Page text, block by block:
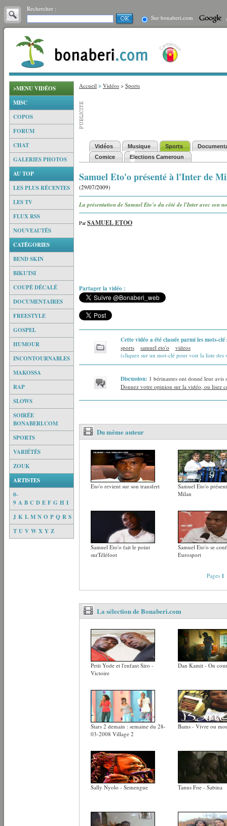
Rechercher :
Sur bonaberi.com
>MENU VIDÉOS
MISC
COPOS
FORUM
CHAT
GALERIES PHOTOS
AU TOP
LES PLUS RÉCENTES
LES TV
FLUX RSS
NOUVEAUTÉS
CATÉGORIES
BEND SKIN
BIKUTSI
COUPÉ DÉCALÉ
DOCUMENTAIRES
FREESTYLE
GOSPEL
HUMOUR
INCONTOURNABLES
MAKOSSA
RAP
SLOWS
SOIRÉE
BONABERI.COM
SPORTS
VARIÉTÉS
ZOUK
ARTISTES
0-
9 A B C D E F G H I
J K L M N O P Q R S
T U V W X Y Z
Accueil > Vidéos > Sports
Vidéos Musique Sports
Comice
Elections Cameroun
Samuel Eto'o présenté à l'Inter de
(29/07/2009)
La présentation de Samuel Eto'o du côté de l'Inter avec son
ParSAMUEL ETOO
Partager la vidéo :
Cette vidéo a été classée parmi les mots-
sports samuel eto'o
videos
(cliquez sur un mot-clé pour voir la liste des
Discussion: 1 bérinautes ont donné leur avis
Donnez votre opinion sur la vidéo, ou lisez
Du même auteur
Eto'o revient sur son transfert
Samuel Eto'o
Milan
Samuel Eto'o fait le point
surTéléfoot
Samuel Eto'o se
Eurosport
Pages 1
La sélection de Bonaberi.com
Petit Yode et l'enfant Siro -
Victoire
Dan Kamit - On
Stars 2 demain : semaine du 28-
03-2008 Village 2
Bams - Vivre ou
Sally Nyolo - Semengue Tanus Foe - Sabina